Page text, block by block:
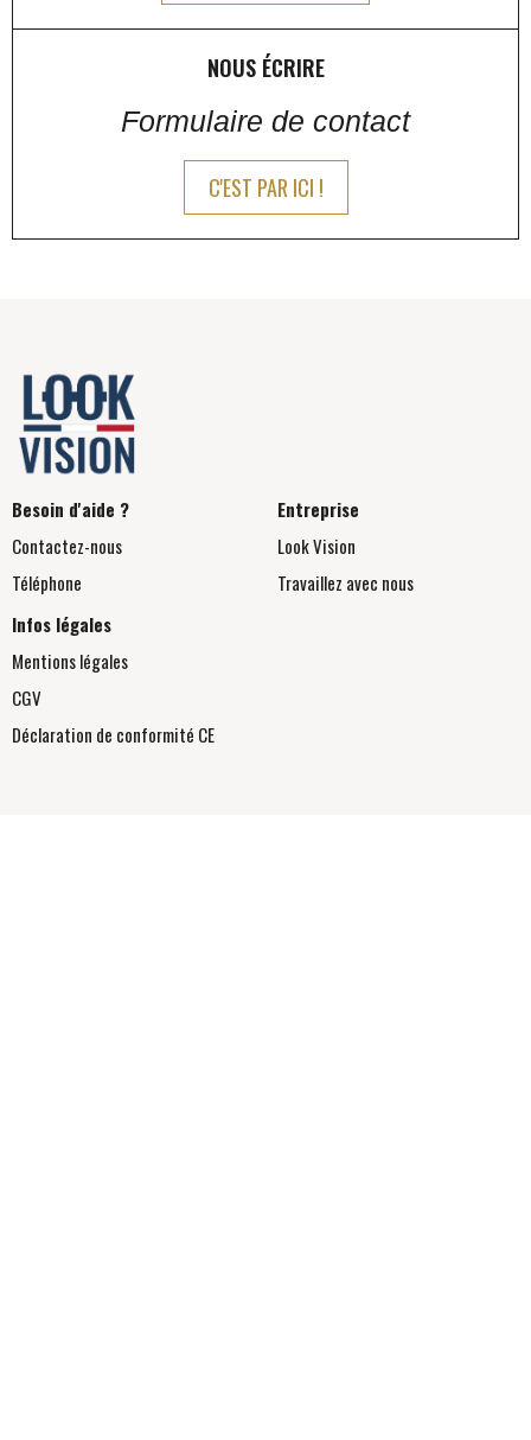
NOUS ÉCRIRE
Formulaire de contact
C'EST PAR ICI !
Besoin d'aide ?
Contactez-nous
Téléphone
Entreprise
Look Vision
Travaillez avec nous
Infos légales
Mentions légales
CGV
Déclaration de conformité CE